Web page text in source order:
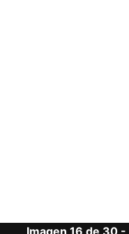
Imagen 16 de 30 -